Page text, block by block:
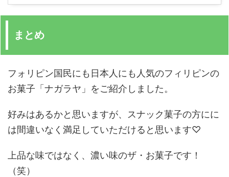
まとめ
フォリピン国民にも日本人にも人気のフィリピンの
お菓子「ナガラヤ」をご紹介しました。
好みはあるかと思いますが、スナック菓子の方にに
は間違いなく満足していただけると思います♡
上品な味ではなく、濃い味のザ・お菓子です！
（笑）